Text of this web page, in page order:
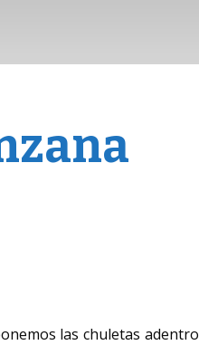
las chuletas adentro